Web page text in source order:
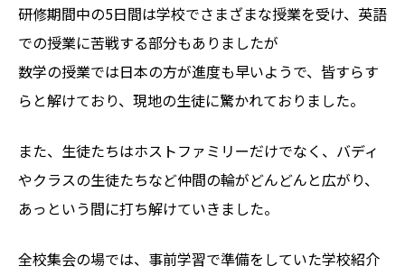
研修期間中の5日間は学校でさまざまな授業を受け、英語
での授業に苦戦する部分もありましたが
数学の授業では日本の方が進度も早いようで、皆すらす
らと解けており、現地の生徒に驚かれておりました。
また、生徒たちはホストファミリーだけでなく、バディ
やクラスの生徒たちなど仲間の輪がどんどんと広がり、
あっという間に打ち解けていきました。
全校集会の場では、事前学習で準備をしていた学校紹介